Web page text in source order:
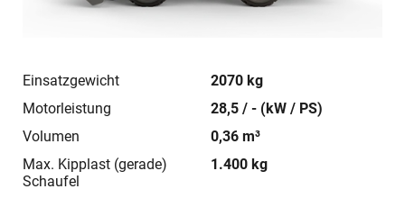
Einsatzgewicht
2070 kg
Motorleistung
28,5 / - (kW / PS)
Volumen
0,36 m³
Max. Kipplast (gerade)
Schaufel
1.400 kg